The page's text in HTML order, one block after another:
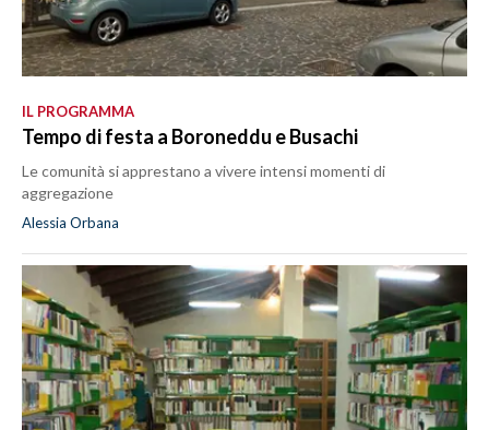
IL PROGRAMMA
Tempo di festa a Boroneddu e Busachi
Le comunità si apprestano a vivere intensi momenti di
aggregazione
Alessia Orbana